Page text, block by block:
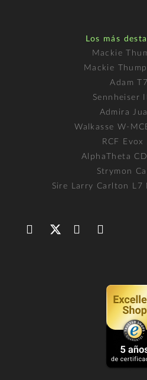
Los más
Mackie
Mackie
Adam
Sennheiser
Admira
Walkasse W-
RCF Evox
AlphaTheta
Strymon
Sire Larry Carlton L7